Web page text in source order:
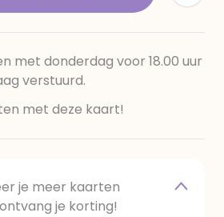
met donderdag voor 18.00 uur
verstuurd.
met deze kaart!
je meer kaarten
je korting!